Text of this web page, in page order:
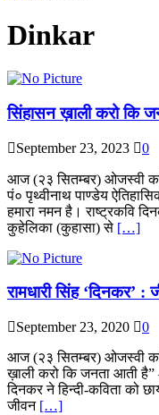
Dinkar
सिंहासन ख़ाली करो कि
September 23, 2023 0
आज (२३ सितम्बर) ओजस्वी
पं० पृथ्वीनाथ पाण्डेय
हमारा नमन है। राष्ट्रकवि
कुहेलिका (कुहासा) से […]
रामधारी सिंह ‘दिनकर’ :
September 23, 2020
0
आज (२३ सितम्बर) ओजस्वी
ख़ाली करो कि जनता आती है”
दिनकर ने हिन्दी-कविता को
जीवन […]